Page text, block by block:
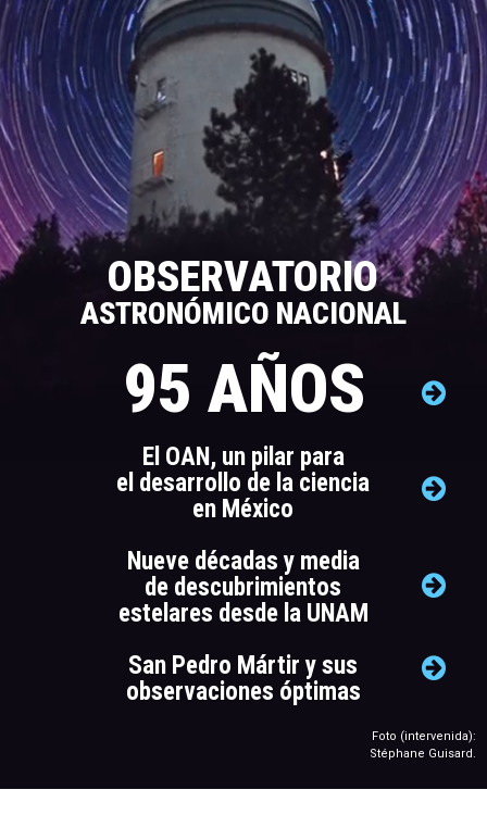
OBSERVATORIO
95 AÑOS
ASTRONÓMICO NACIONAL
El OAN, un pilar para
el desarrollo de la ciencia
en México
Nueve décadas y media
de descubrimientos
estelares desde la UNAM
San Pedro Mártir y sus
observaciones óptimas
Foto (intervenida):
Stéphane Guisard.